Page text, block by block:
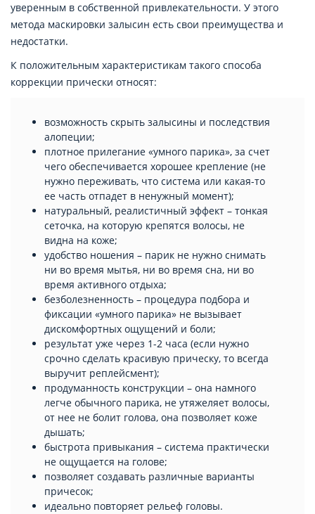
уверенным в собственной привлекательности. У этого
метода маскировки залысин есть свои преимущества и
недостатки.
К положительным характеристикам такого способа
коррекции прически относят:
возможность скрыть залысины и последствия
алопеции;
плотное прилегание «умного парика», за счет
чего обеспечивается хорошее крепление (не
нужно переживать, что система или какая-то
ее часть отпадет в ненужный момент);
натуральный, реалистичный эффект – тонкая
сеточка, на которую крепятся волосы, не
видна на коже;
удобство ношения – парик не нужно снимать
ни во время мытья, ни во время сна, ни во
время активного отдыха;
безболезненность – процедура подбора и
фиксации «умного парика» не вызывает
дискомфортных ощущений и боли;
результат уже через 1-2 часа (если нужно
срочно сделать красивую прическу, то всегда
выручит реплейсмент);
продуманность конструкции – она намного
легче обычного парика, не утяжеляет волосы,
от нее не болит голова, она позволяет коже
дышать;
быстрота привыкания – система практически
не ощущается на голове;
позволяет создавать различные варианты
причесок;
идеально повторяет рельеф головы.